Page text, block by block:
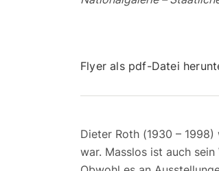
Flyer als pdf-Datei
Dieter Roth (1930 –
war. Masslos ist auch